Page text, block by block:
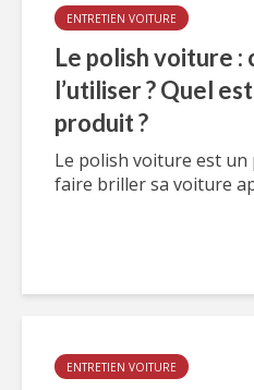
ENTRETIEN VOITURE
Le polish voiture :
l’utiliser ? Quel
produit ?
Le polish voiture est
faire briller sa voiture
ENTRETIEN VOITURE